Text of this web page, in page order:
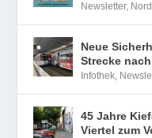
Newsletter,
Neue
Strecke
Infothek,
45 Jahre
Viertel zum